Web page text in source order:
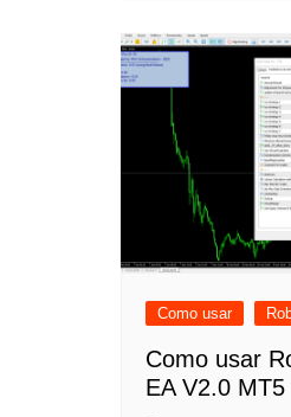
Como usar
Como usar
EA V2.0